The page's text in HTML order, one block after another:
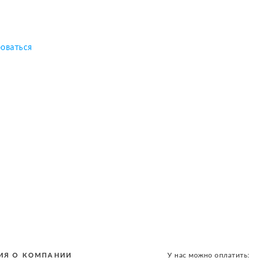
О КОМПАНИИ У нас можно оплатить: